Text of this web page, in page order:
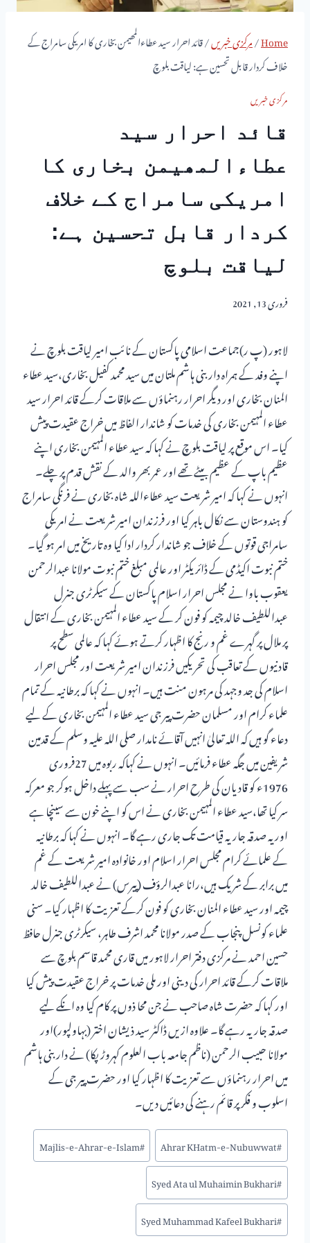
Home
/مرکزی خبریں/قائد احرار سید عطاءالمھیمن بخاری کا امریکی سامراج کے
خلاف کردار قابل تحسین ہے: لیاقت بلوچ
مرکزی خبریں
قائد احرار سید
عطاءالمھیمن بخاری کا
امریکی سامراج کے خلاف
کردار قابل تحسین ہے:
لیاقت بلوچ
فروری 13, 2021
لاہور (پ ر)جماعت اسلامی پاکستان کے نائب امیر لیاقت بلوچ نے
اپنے وفد کے ہمراہ دار بنی ہاشم ملتان میں سید محمد کفیل بخاری،سید عطاء
المنان بخاری اور دیگر احرار رہنماؤں سے ملاقات کرکے قائد احرار سید
عطاء المہیمن بخاری کی خدمات کو شاندار الفاظ میں خراج عقیدت پیش
کیا۔ اس موقع پر لیاقت بلوچ نے کہا کہ سید عطاء المہیمن بخاری اپنے
عظیم باپ کے عظیم بیٹے تھے اور عمر بھر والد کے نقش قدم پر چلے۔
انہوں نے کہا کہ امیر شریعت سید عطاءاللہ شاہ بخاری نے فرنگی سامراج
کو ہندوستان سے نکال باہر کیا اور فرزندان امیر شریعت نے امریکی
سامراجی قوتوں کے خلاف جو شاندار کردار ادا کیا وہ تاریخ میں امر ہو گیا۔
ختم نبوت اکیڈمی کے ڈائریکٹر اور عالمی مبلغ ختم نبوت مولانا عبدالرحمن
یعقوب باوا نے مجلس احرار اسلام پاکستان کے سیکرٹری جنرل
عبداللطیف خالد چیمہ کو فون کر کے سید عطاء المہیمن بخاری کے انتقال
پر ملال پر گہرے غم و رنج کا اظہار کرتے ہوئے کہا کہ عالمی سطح پر
قادنیوں کے تعاقب کی تحریکیں فرزندان امیر شریعت اور مجلس احرار
اسلام کی جد وجہد کی مرہون منت ہیں۔ انہوں نے کہا کہ برطانیہ کے تمام
علماء کرام اور مسلمان حضرت پیر جی سید عطاء المہیمن بخاری کے لیے
دعاء گو ہیں کہ اللہ تعالیٰ انہیں آقائے نامدار صلی اللہ علیہ وسلم کے قدمین
شریفین میں جگہ عطاء فرمائیں۔ انہوں نے کہاکہ ربوہ میں 27فروری
1976ء کو قادیان کی طرح احرار نے سب سے پہلے داخل ہوکر جو معرکہ
سر کیا تھا،سید عطاء المہیمن بخاری نے اس کو اپنے خون سے سینچا ہے
اور یہ صدقہ جاریہ قیامت تک جاری رہے گا۔ انہوں نے کہا کہ برطانیہ
کے علمائے کرام مجلس احرار اسلام اور خانوادہ امیر شریعت کے غم
میں برابر کے شریک ہیں،رانا عبدالرؤف (پیرس) نے عبداللطیف خالد
چیمہ اور سید عطاء المنان بخاری کو فون کرکے تعزیت کا اظہار کیا۔ سنی
علماء کونسل پنجاب کے صدر مولانا محمد اشرف طاہر، سیکرٹری جنرل حافظ
حسین احمد نے مرکزی دفتر احرار لاہور میں قاری محمد قاسم بلوچ سے
ملاقات کرکے قائد احرار کی دینی اور ملی خدمات پر خراج عقیدت پیش کیا
اور کہا کہ حضرت شاہ صاحب نے جن محا ذوں پر کام کیا وہ انکے لیے
صدقہ جاریہ رہے گا۔ علاوہ ازیں ڈاکٹر سید ذیشان اختر (بہاولپور)اور
مولانا حبیب الرحمن (ناظم جامعہ باب العلوم کہروڑ پکا) نے دار بنی ہاشم
میں احرار رہنماؤں سے تعزیت کا اظہار کیا اور حضرت پیر جی کے
اسلوب و فکر پر قائم رہنے کی دعائیں دیں۔
#
Ahrar KHatm-e-Nubuwwat
#
Majlis-e-Ahrar-e-Islam
#
Syed Ata ul Muhaimin Bukhari
#
Syed Muhammad Kafeel Bukhari